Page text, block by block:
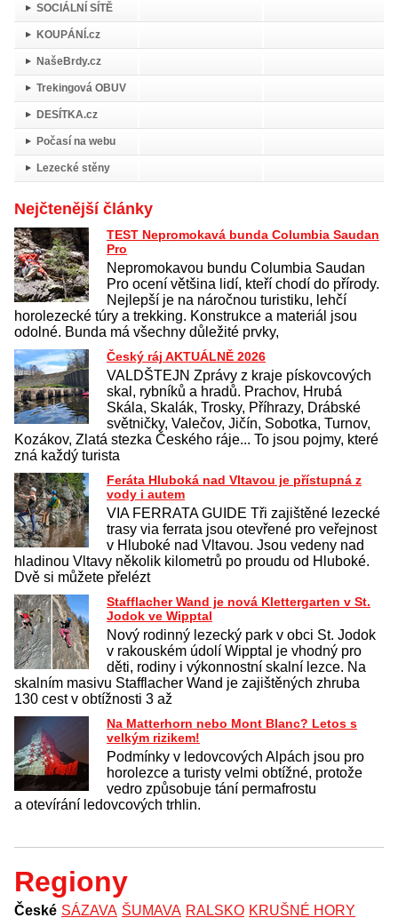
SOCIÁLNÍ SÍTĚ
KOUPÁNÍ.cz
NašeBrdy.cz
Trekingová OBUV
DESÍTKA.cz
Počasí na webu
Lezecké stěny
Nejčtenější články
TEST Nepromokavá bunda Columbia Saudan
Pro
Nepromokavou bundu Columbia Saudan
Pro ocení většina lidí, kteří chodí do přírody.
Nejlepší je na náročnou turistiku, lehčí
horolezecké túry a trekking. Konstrukce a materiál jsou
odolné. Bunda má všechny důležité prvky,
Český ráj AKTUÁLNĚ 2026
VALDŠTEJN Zprávy z kraje pískovcových
skal, rybníků a hradů. Prachov, Hrubá
Skála, Skalák, Trosky, Příhrazy, Drábské
světničky, Valečov, Jičín, Sobotka, Turnov,
Kozákov, Zlatá stezka Českého ráje... To jsou pojmy, které
zná každý turista
Feráta Hluboká nad Vltavou je přístupná z
vody i autem
VIA FERRATA GUIDE Tři zajištěné lezecké
trasy via ferrata jsou otevřené pro veřejnost
v Hluboké nad Vltavou. Jsou vedeny nad
hladinou Vltavy několik kilometrů po proudu od Hluboké.
Dvě si můžete přelézt
Stafflacher Wand je nová Klettergarten v St.
Jodok ve Wipptal
Nový rodinný lezecký park v obci St. Jodok
v rakouském údolí Wipptal je vhodný pro
děti, rodiny i výkonnostní skalní lezce. Na
skalním masivu Stafflacher Wand je zajištěných zhruba
130 cest v obtížnosti 3 až
Na Matterhorn nebo Mont Blanc? Letos s
velkým rizikem!
Podmínky v ledovcových Alpách jsou pro
horolezce a turisty velmi obtížné, protože
vedro způsobuje tání permafrostu
a otevírání ledovcových trhlin.
Regiony
České SÁZAVA ŠUMAVA RALSKO KRUŠNÉ HORY